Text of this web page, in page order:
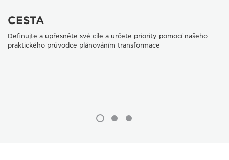
CESTA
Definujte a upřesněte své cíle a určete priority pomocí našeho
praktického průvodce plánováním transformace